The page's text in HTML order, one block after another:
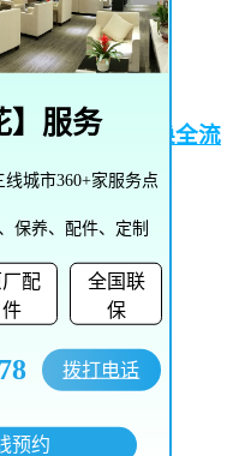
驰手表表带更换全流
】服务
线城市360+家服务点
保养、配件、定制
配
件
全国联
保
拨打电话
预约